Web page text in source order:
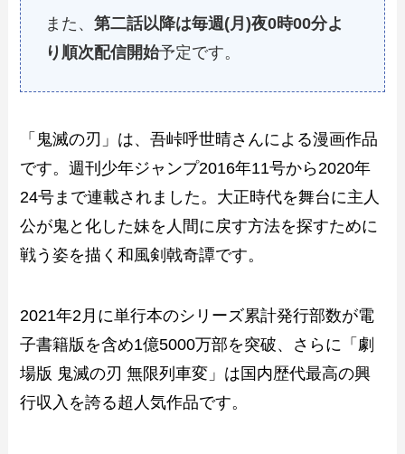
また、第二話以降は毎週(月)夜0時00分よ
り順次配信開始予定です。
「鬼滅の刃」は、吾峠呼世晴さんによる漫画作品
です。週刊少年ジャンプ2016年11号から2020年
24号まで連載されました。大正時代を舞台に主人
公が鬼と化した妹を人間に戻す方法を探すために
戦う姿を描く和風剣戟奇譚です。
2021年2月に単行本のシリーズ累計発行部数が電
子書籍版を含め1億5000万部を突破、さらに「劇
場版 鬼滅の刃 無限列車変」は国内歴代最高の興
行収入を誇る超人気作品です。